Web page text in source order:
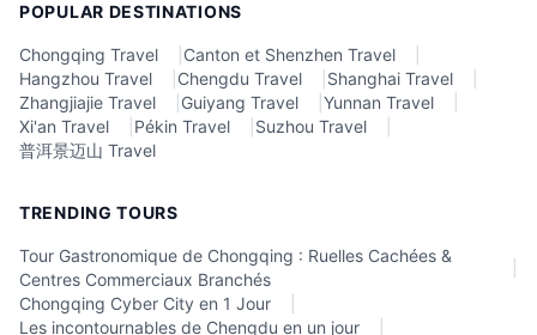
POPULAR DESTINATIONS
Chongqing Travel Canton et Shenzhen Travel
Hangzhou Travel
Chengdu Travel Shanghai Travel
Zhangjiajie Travel
Guiyang Travel Yunnan Travel
Xi'an Travel
Pékin Travel Suzhou Travel
普洱景迈山 Travel
TRENDING TOURS
Tour Gastronomique de Chongqing : Ruelles Cachées &
Centres Commerciaux Branchés
Chongqing Cyber City en 1 Jour
Les incontournables de Chengdu en un jour